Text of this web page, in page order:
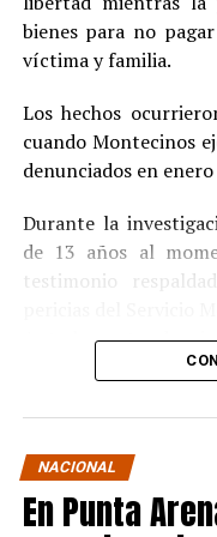
bienes para no
víctima y familia.
Los hechos
cuando Montecinos
denunciados en
Durante la
de 13 años al
testimonio
Ante la
aceptó los cargos
La condena y el
ElJuzgado de
noviembre de 2021,
NACIONAL
En Punta